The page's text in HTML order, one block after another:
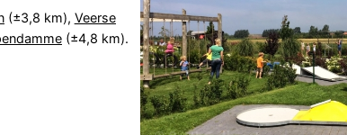
(±3,8 km), Veerse
(±4,8 km).